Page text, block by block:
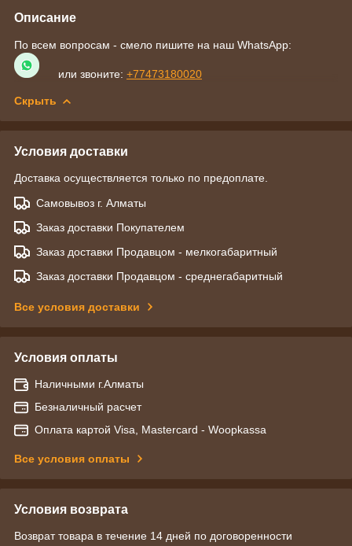
Описание
По всем вопросам - смело пишите на наш WhatsApp:
или звоните: +77473180020
Скрыть
Условия доставки
Доставка осуществляется только по предоплате.
Самовывоз г. Алматы
Заказ доставки Покупателем
Заказ доставки Продавцом - мелкогабаритный
Заказ доставки Продавцом - среднегабаритный
Все условия доставки
Условия оплаты
Наличными г.Алматы
Безналичный расчет
Оплата картой Visa, Mastercard - Woopkassa
Все условия оплаты
Условия возврата
Возврат товара в течение 14 дней по договоренности